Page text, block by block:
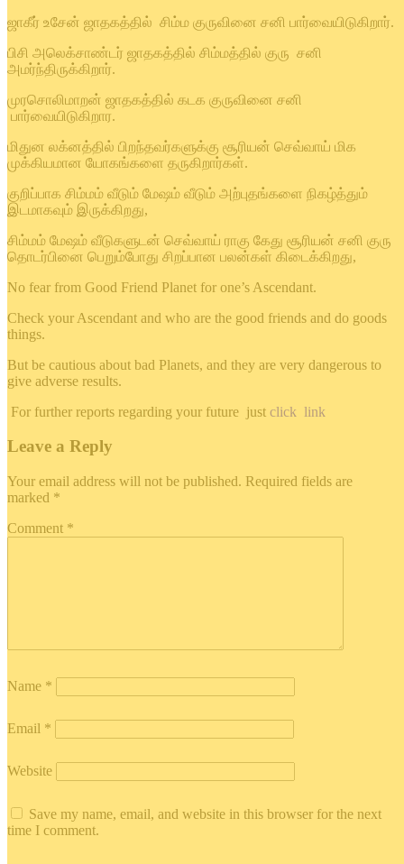
ஜாகீர் உசேன் ஜாதகத்தில் சிம்ம குருவினை சனி பார்வையிடுகிறார்.
பிசி அலெக்சாண்டர் ஜாதகத்தில் சிம்மத்தில் குரு சனி
அமர்ந்திருக்கிறார்.
முரசொலிமாறன் ஜாதகத்தில் கடக குருவினை சனி
பார்வையிடுகிறார.
மிதுன லக்னத்தில் பிறந்தவர்களுக்கு சூரியன் செவ்வாய் மிக
முக்கியமான யோகங்களை தருகிறார்கள்.
குறிப்பாக சிம்மம் வீடும் மேஷம் வீடும் அற்புதங்களை நிகழ்த்தும்
இடமாகவும் இருக்கிறது,
சிம்மம் மேஷம் வீடுகளுடன் செவ்வாய் ராகு கேது சூரியன் சனி குரு
தொடர்பினை பெறும்போது சிறப்பான பலன்கள் கிடைக்கிறது,
No fear from Good Friend Planet for one’s Ascendant.
Check your Ascendant and who are the good friends and do goods
things.
But be cautious about bad Planets, and they are very dangerous to
give adverse results.
For further reports regarding your future just click link
Leave a Reply
Your email address will not be published. Required fields are
marked *
Comment *
Name *
Email *
Website
Save my name, email, and website in this browser for the next
time I comment.